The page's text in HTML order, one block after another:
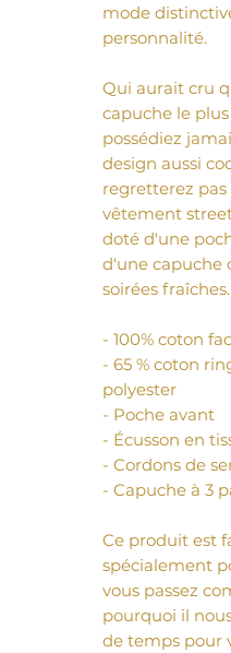
mode
personnalité.
Qui aurait cru
capuche le
possédiez
design aussi
regretterez
vêtement
doté d'une
d'une capuche
soirées fraîches.
- 100% coton
- 65 % coton
polyester
- Poche avant
- Écusson en
- Cordons de
- Capuche à 3
Ce produit est
spécialement
vous passez
pourquoi il
de temps pour